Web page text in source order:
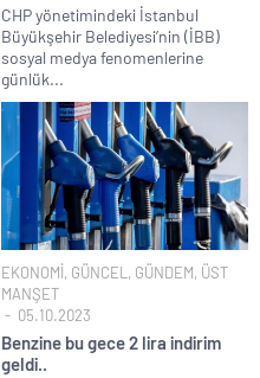
CHP yönetimindeki İstanbul
Büyükşehir Belediyesi’nin (İBB)
sosyal medya fenomenlerine
günlük...
EKONOMİ, GÜNCEL , GÜNDEM, ÜST
MANŞET
05.10.2023
Benzine bu gece 2 lira indirim
geldi..